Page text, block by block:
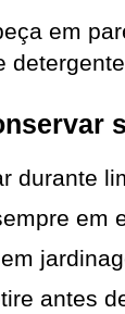
em
durante
em
antes